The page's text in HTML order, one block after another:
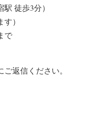
徒歩3分）
）
で
返信ください。